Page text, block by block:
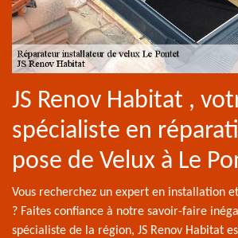
JS Renov Habitat ,
spécialiste en
pose de Velux à Le
Vous recherchez un expert en installation
? Faites confiance à notre savoir-faire
spécialiste de la région, JS Renov Habitat